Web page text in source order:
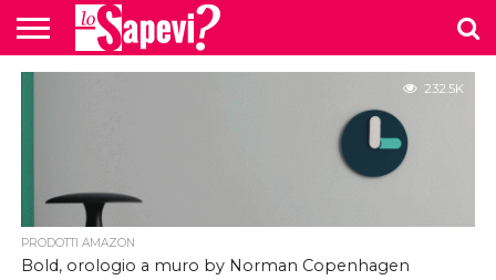
232.5K
PRODOTTI AMAZON
Bold, orologio a muro by Norman Copenhagen